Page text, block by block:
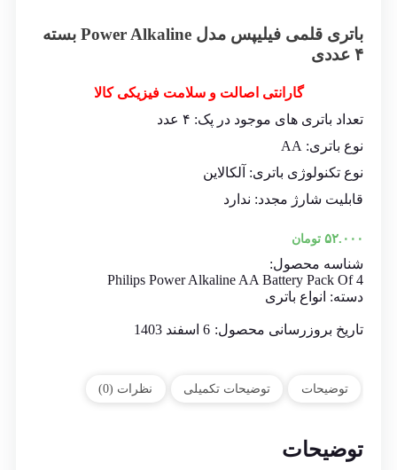
باتری قلمی فیلیپس مدل Power Alkaline بسته
۴ عددی
گارانتی اصالت و سلامت فیزیکی کالا
تعداد باتری های موجود در پک: ۴ عدد
نوع باتری: AA
نوع تکنولوژی باتری: آلکالاین
قابلیت شارژ مجدد: ندارد
۵۲.۰۰۰ تومان
شناسه محصول:
Philips Power Alkaline AA Battery Pack Of 4
دسته: انواع باتری
تاریخ بروزرسانی محصول: 6 اسفند 1403
توضیحات توضیحات تکمیلی نظرات (0)
توضیحات